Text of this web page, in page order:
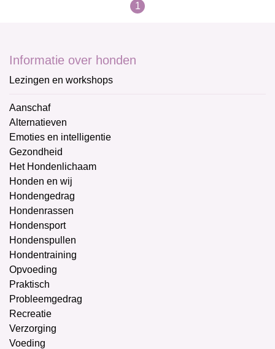
1
Informatie over honden
Lezingen en workshops
Aanschaf
Alternatieven
Emoties en intelligentie
Gezondheid
Het Hondenlichaam
Honden en wij
Hondengedrag
Hondenrassen
Hondensport
Hondenspullen
Hondentraining
Opvoeding
Praktisch
Probleemgedrag
Recreatie
Verzorging
Voeding